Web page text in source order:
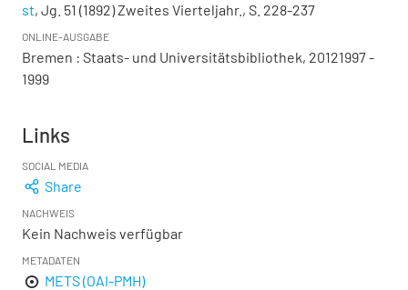
st, Jg. 51 (1892) Zweites Vierteljahr., S. 228-237
ONLINE-AUSGABE
Bremen : Staats- und Universitätsbibliothek, 20121997 -
1999
Links
SOCIAL MEDIA
Share
NACHWEIS
Kein Nachweis verfügbar
METADATEN
METS (OAI-PMH)